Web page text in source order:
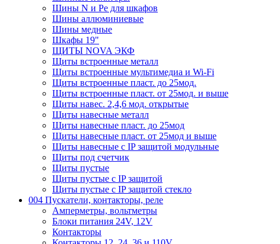
Шины N и Pe для шкафов
Шины аллюминиевые
Шины медные
Шкафы 19"
ЩИТЫ NOVA ЭКФ
Щиты встроенные металл
Щиты встроенные мультимедиа и Wi-Fi
Щиты встроенные пласт. до 25мод.
Щиты встроенные пласт. от 25мод. и выше
Щиты навес. 2,4,6 мод. открытые
Щиты навесные металл
Щиты навесные пласт. до 25мод
Щиты навесные пласт. от 25мод и выше
Щиты навесные с IP защитой модульные
Щиты под счетчик
Щиты пустые
Щиты пустые с IP защитой
Щиты пустые с IP защитой стекло
004 Пускатели, контакторы, реле
Амперметры, вольтметры
Блоки питания 24V, 12V
Контакторы